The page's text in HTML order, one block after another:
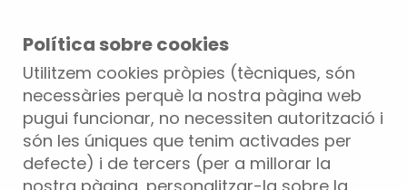
Política sobre cookies
Utilitzem cookies pròpies (tècniques, són
necessàries perquè la nostra pàgina web
pugui funcionar, no necessiten autorització i
són les úniques que tenim activades per
defecte) i de tercers (per a millorar la